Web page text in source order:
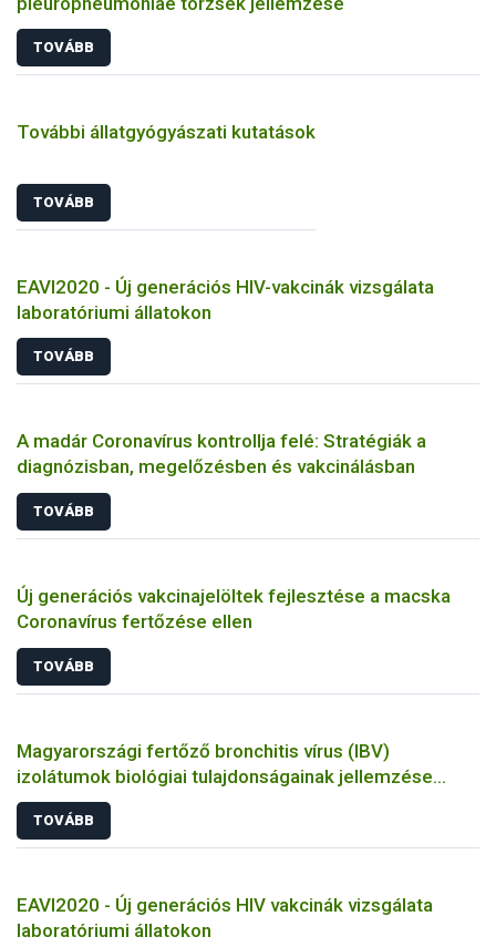
TOVÁBB
További állatgyógyászati kutatások
TOVÁBB
EAVI2020 - Új generációs HIV-vakcinák vizsgálata
laboratóriumi állatokon
TOVÁBB
A madár Coronavírus kontrollja felé: Stratégiák a
diagnózisban, megelőzésben és vakcinálásban
TOVÁBB
Új generációs vakcinajelöltek fejlesztése a macska
Coronavírus fertőzése ellen
TOVÁBB
Magyarországi fertőző bronchitis vírus (IBV)
izolátumok biológiai tulajdonságainak jellemzése
állatkísérletes és molekuláris biológiai eszközökkel
TOVÁBB
EAVI2020 - Új generációs HIV vakcinák vizsgálata
laboratóriumi állatokon